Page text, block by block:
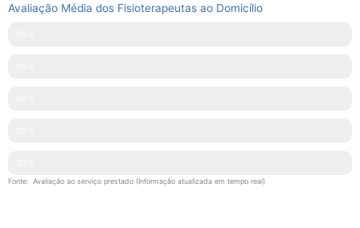
Avaliação Média dos Fisioterapeutas ao Domicílio
Fonte: Avaliação ao serviço prestado (Informação atualizada em tempo real)